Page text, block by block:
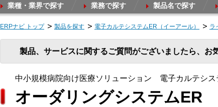
業種・業界で探す 業務で探す 製品名で探す
ERPナビ トップ 製品を探す 電子カルテシステムER（イーアール） ラ
製品、サービスに関するご質問がございましたら、お
中小規模病院向け医療ソリューション 電子カルテシス
オーダリングシステムER